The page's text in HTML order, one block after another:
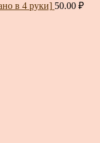
в 4 руки] 50.00 ₽